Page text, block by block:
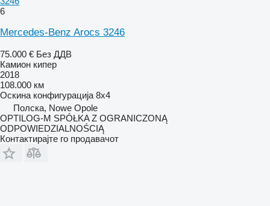
6
Mercedes-Benz Arocs 3246
75.000 € Без ДДВ
Камион кипер
2018
108.000 км
Оскина конфигурација 8x4
Полска, Nowe Opole
OPTILOG-M SPÓŁKA Z OGRANICZONĄ
ODPOWIEDZIALNOŚCIĄ
Контактирајте го продавачот